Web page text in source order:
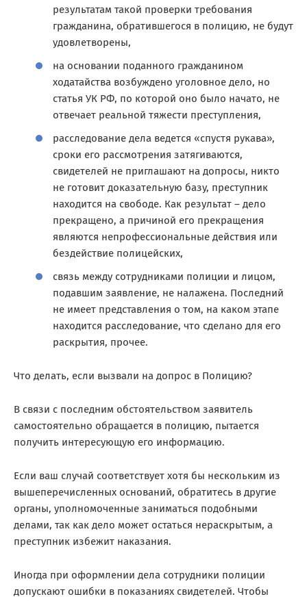
результатам такой проверки требования
гражданина, обратившегося в полицию, не будут
удовлетворены,
на основании поданного гражданином
ходатайства возбуждено уголовное дело, но
статья УК РФ, по которой оно было начато, не
отвечает реальной тяжести преступления,
расследование дела ведется «спустя рукава»,
сроки его рассмотрения затягиваются,
свидетелей не приглашают на допросы, никто
не готовит доказательную базу, преступник
находится на свободе. Как результат – дело
прекращено, а причиной его прекращения
являются непрофессиональные действия или
бездействие полицейских,
связь между сотрудниками полиции и лицом,
подавшим заявление, не налажена. Последний
не имеет представления о том, на каком этапе
находится расследование, что сделано для его
раскрытия, прочее.
Что делать, если вызвали на допрос в Полицию?
В связи с последним обстоятельством заявитель
самостоятельно обращается в полицию, пытается
получить интересующую его информацию.
Если ваш случай соответствует хотя бы нескольким из
вышеперечисленных оснований, обратитесь в другие
органы, уполномоченные заниматься подобными
делами, так как дело может остаться нераскрытым, а
преступник избежит наказания.
Иногда при оформлении дела сотрудники полиции
допускают ошибки в показаниях свидетелей. Чтобы